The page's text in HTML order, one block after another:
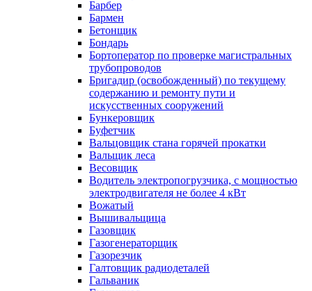
Барбер
Бармен
Бетонщик
Бондарь
Бортоператор по проверке магистральных
трубопроводов
Бригадир (освобожденный) по текущему
содержанию и ремонту пути и
искусственных сооружений
Бункеровщик
Буфетчик
Вальцовщик стана горячей прокатки
Вальщик леса
Весовщик
Водитель электропогрузчика, с мощностью
электродвигателя не более 4 кВт
Вожатый
Вышивальщица
Газовщик
Газогенераторщик
Газорезчик
Галтовщик радиодеталей
Гальваник